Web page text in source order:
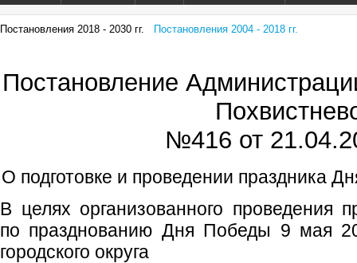
Постановления 2018 - 2030 гг. Постановления 2004 - 2018 гг.
Постановление
№416 от
О подготовке и проведении праздника
В целях организованного проведения
по празднованию Дня Победы 9 мая
городского округа